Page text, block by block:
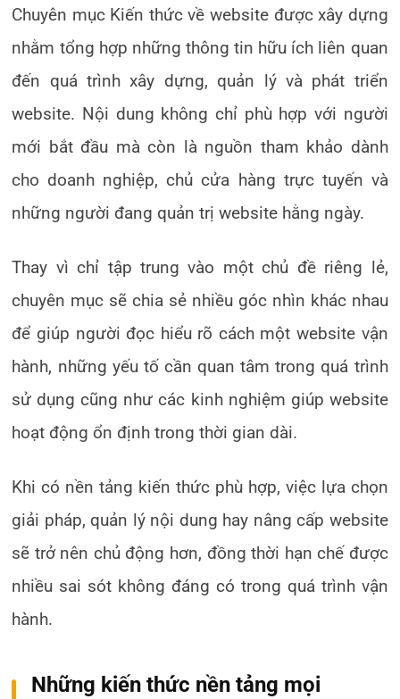
Chuyên mục Kiến thức về website được xây dựng
nhằm tổng hợp những thông tin hữu ích liên quan
đến quá trình xây dựng, quản lý và phát triển
website. Nội dung không chỉ phù hợp với người
mới bắt đầu mà còn là nguồn tham khảo dành
cho doanh nghiệp, chủ cửa hàng trực tuyến và
những người đang quản trị website hằng ngày.
Thay vì chỉ tập trung vào một chủ đề riêng lẻ,
chuyên mục sẽ chia sẻ nhiều góc nhìn khác nhau
để giúp người đọc hiểu rõ cách một website vận
hành, những yếu tố cần quan tâm trong quá trình
sử dụng cũng như các kinh nghiệm giúp website
hoạt động ổn định trong thời gian dài.
Khi có nền tảng kiến thức phù hợp, việc lựa chọn
giải pháp, quản lý nội dung hay nâng cấp website
sẽ trở nên chủ động hơn, đồng thời hạn chế được
nhiều sai sót không đáng có trong quá trình vận
hành.
Những kiến thức nền tảng mọi